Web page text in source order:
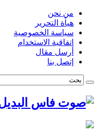
من نحن
هيأة التحرير
سياسة الخصوصية
اتفاقية الاستخدام
أرسل مقال
إتصل بنا